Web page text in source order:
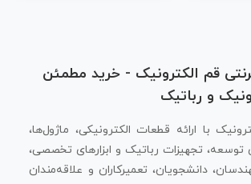
قم الکترونیک - خرید مطمئن
و رباتیک
با ارائه قطعات الکترونیکی، ماژول‌ها،
توسعه، تجهیزات رباتیک و ابزارهای تخصصی،
دانشجویان، تعمیرکاران و علاقه‌مندان